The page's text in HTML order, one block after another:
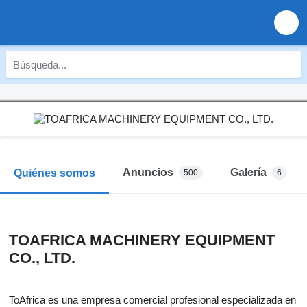
Quiénes somos Anuncios 500 Galería 6
TOAFRICA MACHINERY EQUIPMENT
CO., LTD.
ToAfrica es una empresa comercial profesional especializada en